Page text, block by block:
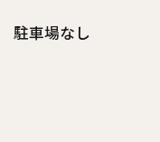
駐車場なし